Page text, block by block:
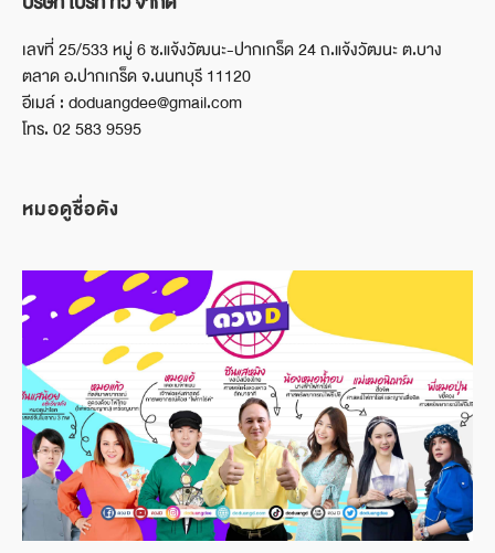
เลขที่ 25/533 หมู่ 6 ซ.แจ้งวัฒนะ-ปากเกร็ด 24 ถ.แจ้งวัฒนะ ต.บาง
ตลาด อ.ปากเกร็ด จ.นนทบุรี 11120
อีเมล์ : doduangdee@gmail.com
โทร. 02 583 9595
หมอดูชื่อดัง